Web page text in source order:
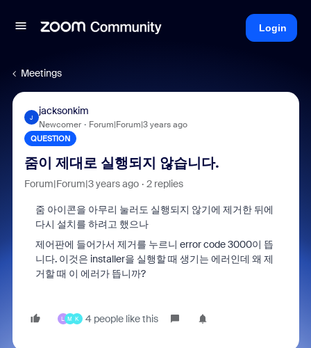
Login
Meetings
J
jacksonkim
Newcomer Forum|Forum|3 years ago
QUESTION
줌이 제대로 실행되지 않습니다.
Forum|Forum|3 years ago 2 replies
줌 아이콘을 아무리 눌러도 실행되지 않기에 제거한 뒤에
다시 설치를 하려고 했으나
제어판에 들어가서 제거를 누르니 error code 3000이 뜹
니다. 이것은 installer을 실행할 때 생기는 에러인데 왜 제
거할 때 이 에러가 뜹니까?
L M K 4 people like this